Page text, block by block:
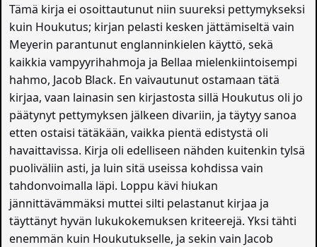
Tämä kirja ei osoittautunut niin suureksi pettymykseksi
kuin Houkutus; kirjan pelasti kesken jättämiseltä vain
Meyerin parantunut englanninkielen käyttö, sekä
kaikkia vampyyrihahmoja ja Bellaa mielenkiintoisempi
hahmo, Jacob Black. En vaivautunut ostamaan tätä
kirjaa, vaan lainasin sen kirjastosta sillä Houkutus oli jo
päätynyt pettymyksen jälkeen divariin, ja täytyy sanoa
etten ostaisi tätäkään, vaikka pientä edistystä oli
havaittavissa. Kirja oli edelliseen nähden kuitenkin tylsä
puoliväliin asti, ja luin sitä useissa kohdissa vain
tahdonvoimalla läpi. Loppu kävi hiukan
jännittävämmäksi muttei silti pelastanut kirjaa ja
täyttänyt hyvän lukukokemuksen kriteerejä. Yksi tähti
enemmän kuin Houkutukselle, ja sekin vain Jacob